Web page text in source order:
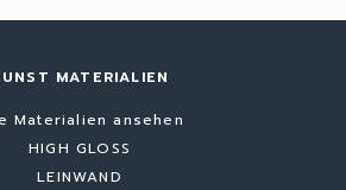
MATERIALIEN
Materialien ansehen
HIGH GLOSS
LEINWAND